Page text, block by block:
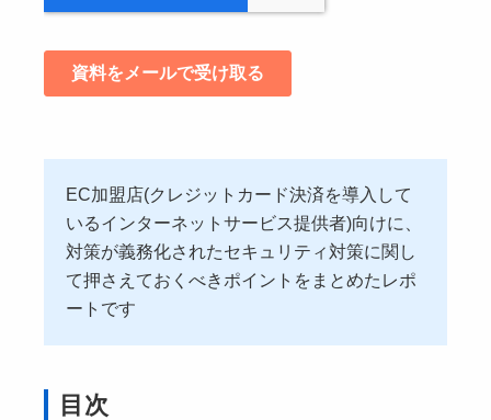
EC加盟店(クレジットカード決済を導入して
いるインターネットサービス提供者)向けに、
対策が義務化されたセキュリティ対策に関し
て押さえておくべきポイントをまとめたレポ
ートです
目次